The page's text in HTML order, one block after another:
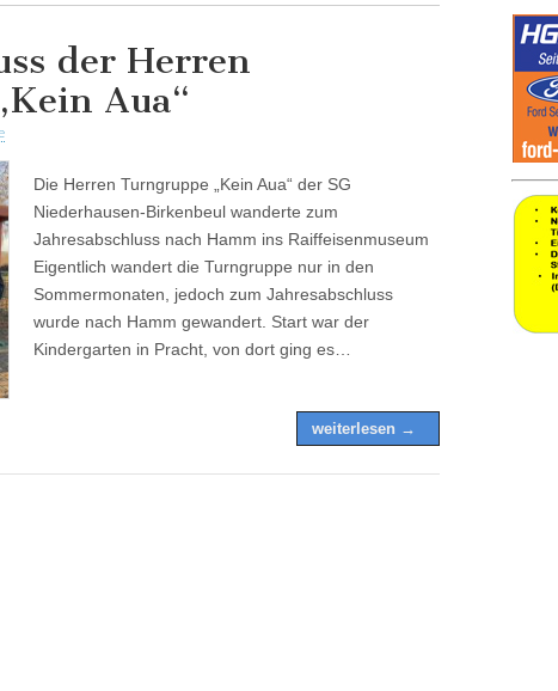
der Herren
Aua“
Die Herren Turngruppe „Kein Aua“ der SG
Niederhausen-Birkenbeul wanderte zum
Jahresabschluss nach Hamm ins Raiffeisenmuseum
Eigentlich wandert die Turngruppe nur in den
Sommermonaten, jedoch zum Jahresabschluss
wurde nach Hamm gewandert. Start war der
Kindergarten in Pracht, von dort ging es…
weiterlesen →